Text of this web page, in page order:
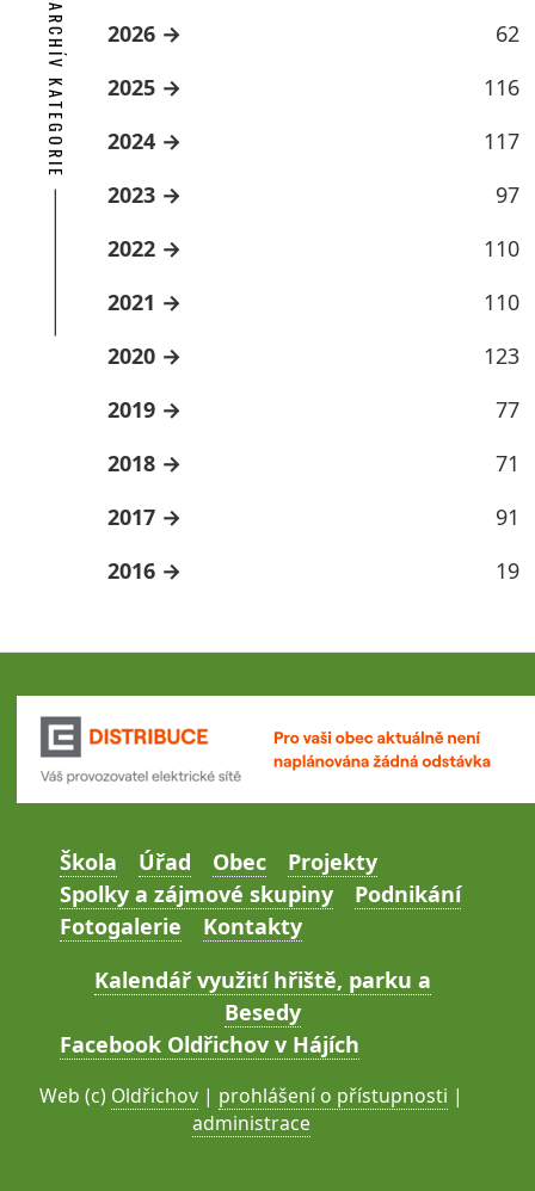
ARCHÍV KATEGORIE 2026
62
2025
116
2024
117
2023
97
2022
110
2021
110
2020
123
2019
77
2018
71
2017
91
2016
19
Škola Úřad Obec
Projekty
Spolky a zájmové skupiny
Podnikání
Fotogalerie
Kontakty
Kalendář využití hřiště, parku a
Besedy
Facebook Oldřichov v Hájích
Web (c) Oldřichov | prohlášení o přístupnosti |
administrace